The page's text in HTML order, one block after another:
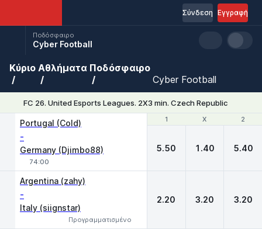
Εγγραφή
Σύνδεση
Ποδόσφαιρο
Cyber Football
Κύριο Αθλήματα Ποδόσφαιρο
Cyber Football
FC 26. United Esports Leagues. 2X3 min. Czech Republic
1 X 2
Portugal (Cold)
-
Germany (Djimbo88)
74:00
1 X 2
5.50 1.40 5.40
Argentina (zahy)
-
Italy (siignstar)
Προγραμματισμένο
2.20 3.20 3.20